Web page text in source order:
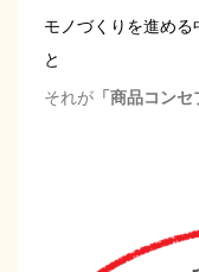
モノづくりを進め
と
それが「商品コンセ